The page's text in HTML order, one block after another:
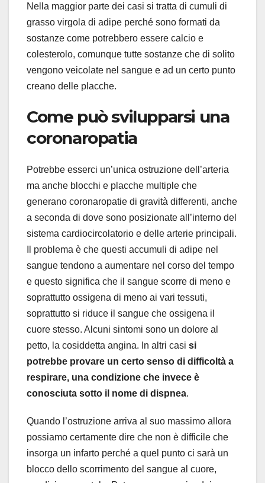
Nella maggior parte dei casi si tratta di cumuli di
grasso virgola di adipe perché sono formati da
sostanze come potrebbero essere calcio e
colesterolo, comunque tutte sostanze che di solito
vengono veicolate nel sangue e ad un certo punto
creano delle placche.
Come può svilupparsi una
coronaropatia
Potrebbe esserci un’unica ostruzione dell’arteria
ma anche blocchi e placche multiple che
generano coronaropatie di gravità differenti, anche
a seconda di dove sono posizionate all’interno del
sistema cardiocircolatorio e delle arterie principali.
Il problema è che questi accumuli di adipe nel
sangue tendono a aumentare nel corso del tempo
e questo significa che il sangue scorre di meno e
soprattutto ossigena di meno ai vari tessuti,
soprattutto si riduce il sangue che ossigena il
cuore stesso. Alcuni sintomi sono un dolore al
petto, la cosiddetta angina. In altri casi si
potrebbe provare un certo senso di difficoltà a
respirare, una condizione che invece è
conosciuta sotto il nome di dispnea.
Quando l’ostruzione arriva al suo massimo allora
possiamo certamente dire che non è difficile che
insorga un infarto perché a quel punto ci sarà un
blocco dello scorrimento del sangue al cuore,